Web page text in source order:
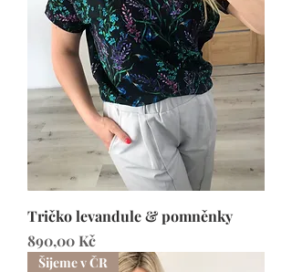
Tričko levandule & pomněnky
Cena
890,00 Kč
Šijeme v ČR